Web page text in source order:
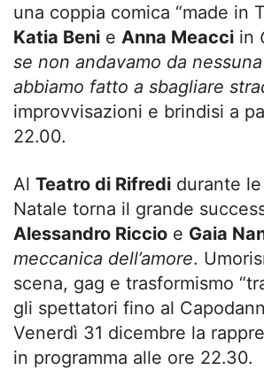
una coppia comica “made in
Katia Beni e Anna Meacci in
se non andavamo da
abbiamo fatto a sbagliare
improvvisazioni e brindisi a
22.00.
Al Teatro di Rifredi durante
Natale torna il grande
Alessandro Riccio e Gaia
meccanica dell’amore.
scena, gag e trasformismo
gli spettatori fino al
Venerdì 31 dicembre la
in programma alle ore 22.30.